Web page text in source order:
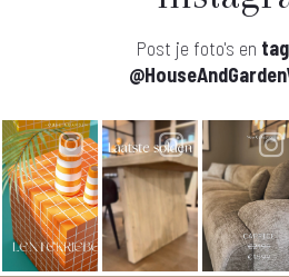
Post je foto's en